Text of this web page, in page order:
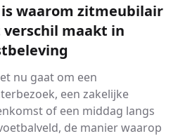
waarom zitmeubilair
verschil maakt in
nu gaat om een
een zakelijke
of een middag langs
de manier waarop